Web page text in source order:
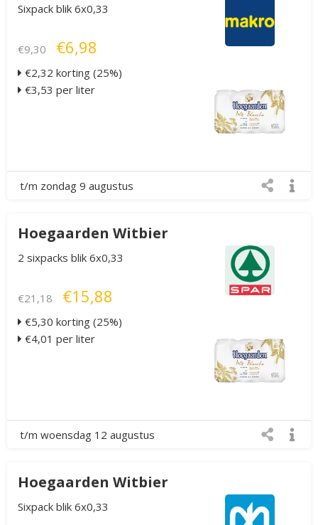
Sixpack blik 6x0,33
€9,30 €6,98
€2,32 korting (25%)
€3,53 per liter
t/m zondag 9 augustus
Hoegaarden Witbier
2 sixpacks blik 6x0,33
€21,18 €15,88
€5,30 korting (25%)
€4,01 per liter
t/m woensdag 12 augustus
Hoegaarden Witbier
Sixpack blik 6x0,33